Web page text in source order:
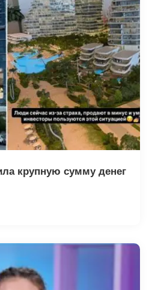
крупную сумму денег